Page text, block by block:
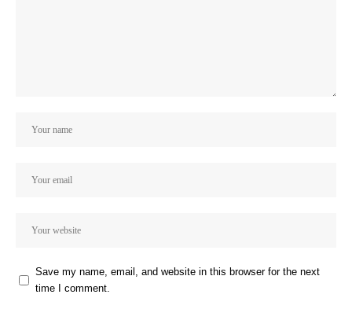
Save my name, email, and website in this browser for the next
time I comment.